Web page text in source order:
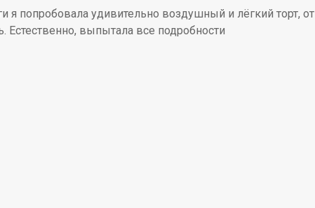
я попробовала удивительно воздушный и лёгкий торт, от
Естественно, выпытала все подробности